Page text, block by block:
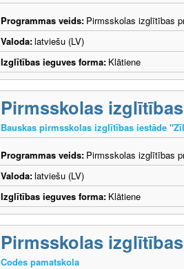
Programmas veids: Pirmsskolas izglītības
Valoda:latviešu (LV)
Izglītības ieguves forma: Klātiene
Pirmsskolas
Bauskas pirmsskolas izglītības iestāde
Programmas veids: Pirmsskolas izglītības
Valoda:latviešu (LV)
Izglītības ieguves forma: Klātiene
Pirmsskolas
Codes pamatskola